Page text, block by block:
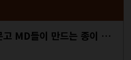
온 앤 오프 | 교보문고 MD들이 만드는 종이 잡지 <어떤>